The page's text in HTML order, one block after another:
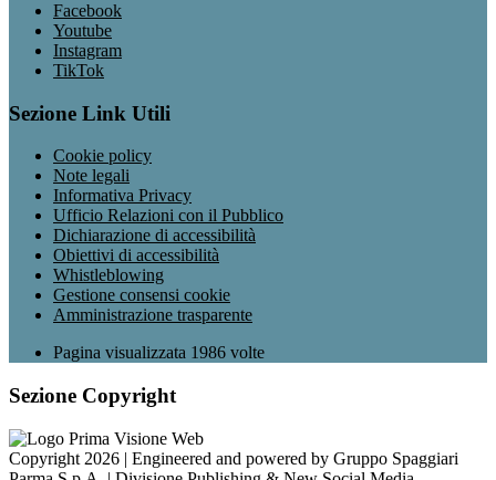
Facebook
Youtube
Instagram
TikTok
Sezione Link Utili
Cookie policy
Note legali
Informativa Privacy
Ufficio Relazioni con il Pubblico
Dichiarazione di accessibilità
Obiettivi di accessibilità
Whistleblowing
Gestione consensi cookie
Amministrazione trasparente
Pagina visualizzata 1986 volte
Sezione Copyright
Copyright 2026 | Engineered and powered by Gruppo Spaggiari